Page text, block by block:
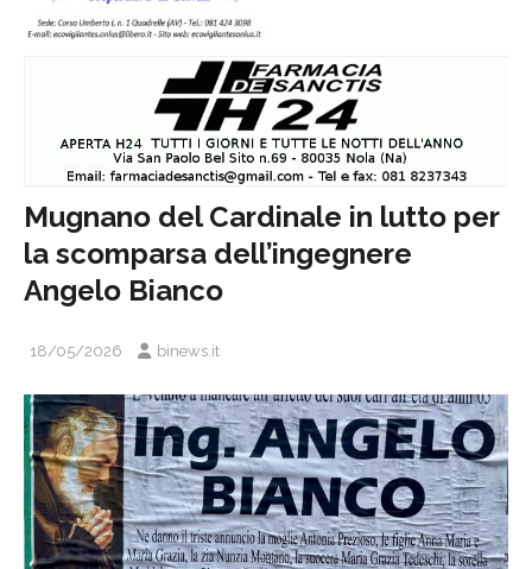
Mugnano del Cardinale in lutto per
la scomparsa dell’ingegnere
Angelo Bianco
18/05/2026 binews.it